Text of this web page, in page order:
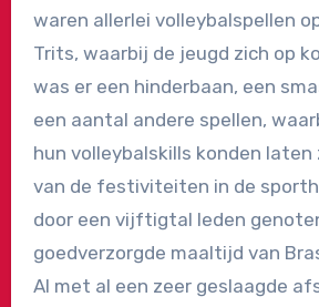
waren allerlei volleybalspellen
Trits, waarbij de jeugd zich op
was er een hinderbaan, een
een aantal andere spellen,
hun volleybalskills konden laten
van de festiviteiten in de
door een vijftigtal leden
goedverzorgde maaltijd van
Al met al een zeer geslaagde